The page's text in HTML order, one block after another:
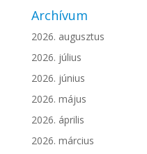
Archívum
2026. augusztus
2026. július
2026. június
2026. május
2026. április
2026. március